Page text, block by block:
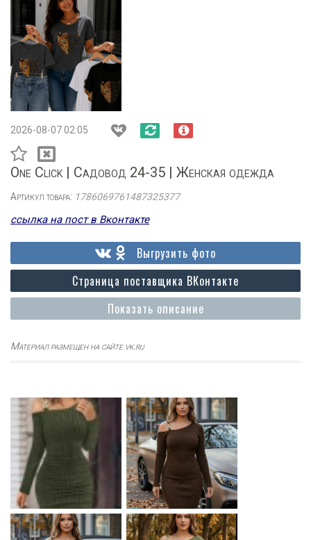
2026-08-07 02:05
One Click | Садовод 24-35 | Женская одежда
Артикул товара: 1786069761487325377
ссылка на пост в Вконтакте
Показать описание
Страница поставщика ВКонтакте
Выгрузить фото
Материал размещен на сайте vk.ru